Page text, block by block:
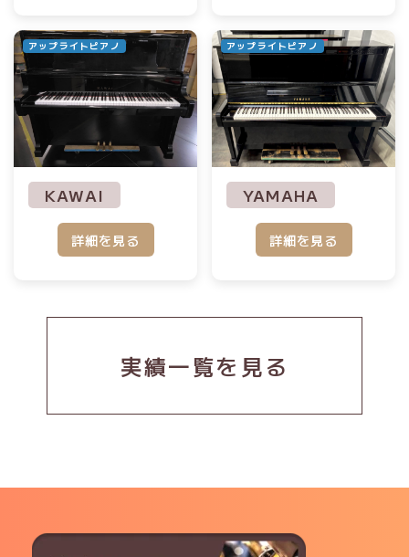
アップライトピアノ
KAWAI
詳細を見る
アップライトピアノ
YAMAHA
詳細を見る
実績一覧を見る